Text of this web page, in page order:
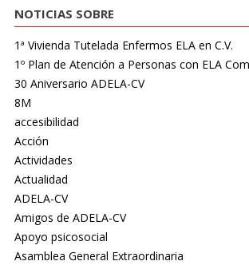
NOTICIAS SOBRE
1ª Vivienda Tutelada Enfermos ELA en C.V.
1º Plan de Atención a Personas con ELA
30 Aniversario ADELA-CV
8M
accesibilidad
Acción
Actividades
Actualidad
ADELA-CV
Amigos de ADELA-CV
Apoyo psicosocial
Asamblea General Extraordinaria